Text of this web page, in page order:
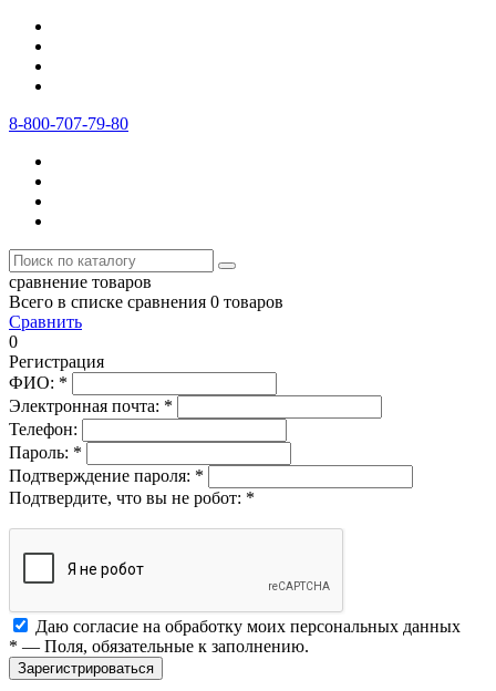
8-800-707-79-80
сравнение товаров
Всего в списке сравнения 0 товаров
Сравнить
0
Регистрация
ФИО: *
Электронная почта: *
Телефон:
Пароль: *
Подтверждение пароля: *
Подтвердите, что вы не робот: *
Даю согласие на обработку моих персональных данных
* — Поля, обязательные к заполнению.
Зарегистрироваться